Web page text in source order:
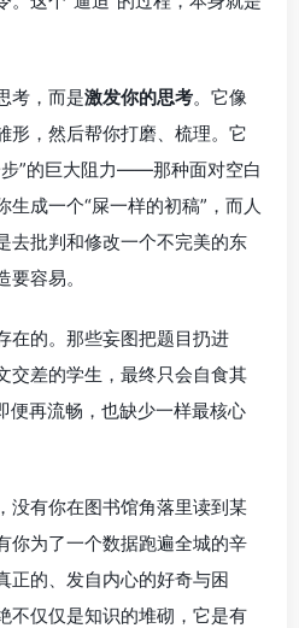
考，而是激发你的思考。它像
形，然后帮你打磨、梳理。它
”的巨大阻力——那种面对空白
成一个“屎一样的初稿”，而人
去批判和修改一个不完美的东
容易。
在的。那些妄图把题目扔进
交差的学生，最终只会自食其
便再流畅，也缺少一样最核心
没有你在图书馆角落里读到某
你为了一个数据跑遍全城的辛
正的、发自内心的好奇与困
不仅仅是知识的堆砌，它是有